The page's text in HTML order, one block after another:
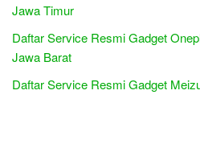
Jawa Timur
Daftar Service Resmi Gadget
Jawa Barat
Daftar Service Resmi Gadget